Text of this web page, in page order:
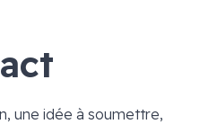
une idée à soumettre,